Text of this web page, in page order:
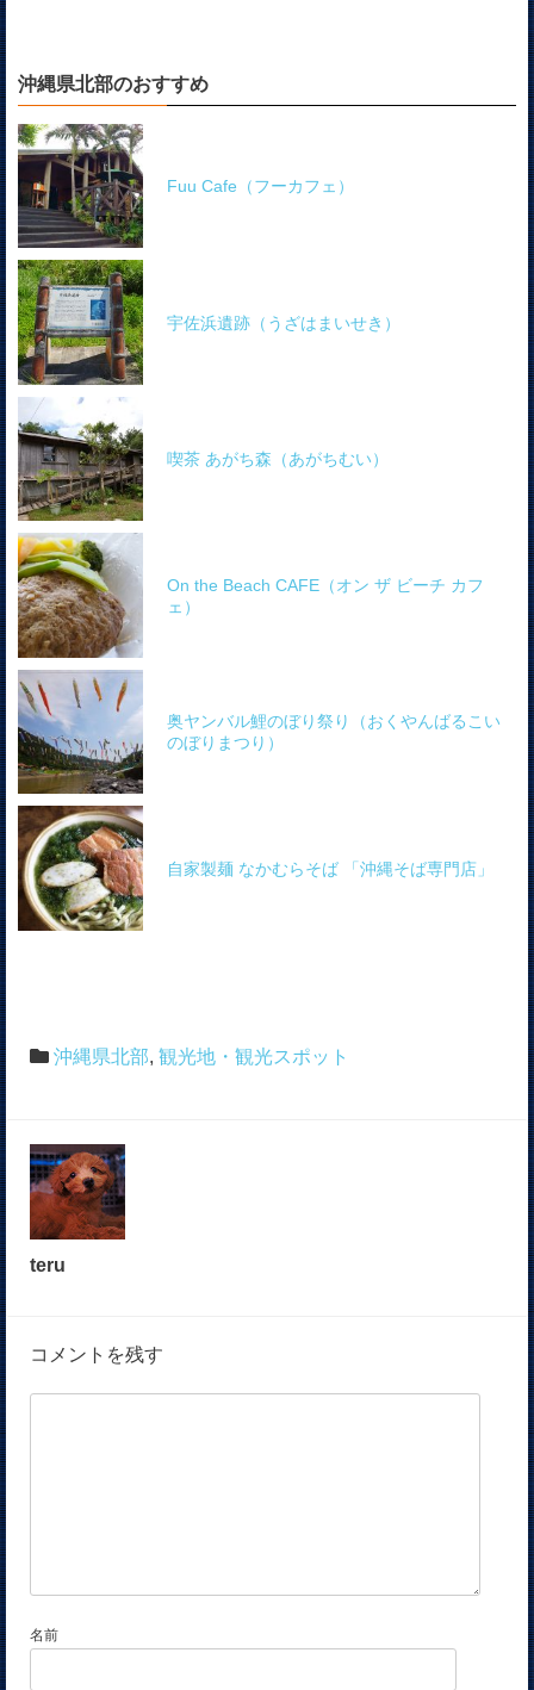
沖縄県北部のおすすめ
Fuu Cafe（フーカフェ）
宇佐浜遺跡（うざはまいせき）
喫茶 あがち森（あがちむい）
On the Beach CAFE（オン ザ ビーチ カフ
ェ）
奥ヤンバル鯉のぼり祭り（おくやんばるこい
のぼりまつり）
自家製麺 なかむらそば 「沖縄そば専門店」
沖縄県北部, 観光地・観光スポット
teru
コメントを残す
名前